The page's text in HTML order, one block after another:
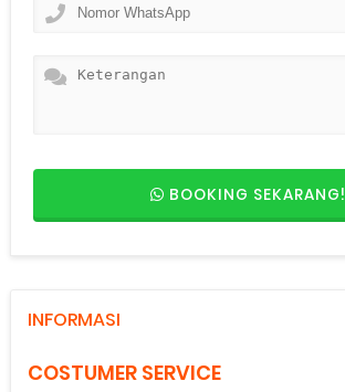
BOOKING SEKARANG!
INFORMASI
COSTUMER SERVICE